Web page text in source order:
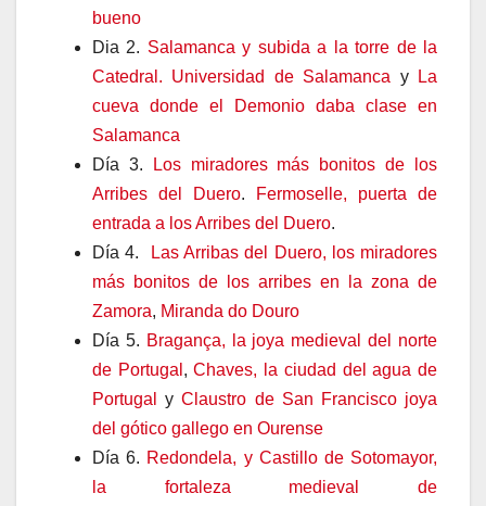
bueno
Dia 2. Salamanca y subida a la torre de la
Catedral. Universidad de Salamanca y
La
cueva donde el Demonio daba clase en
Salamanca
Día 3.
Los miradores más bonitos de los
Arribes del Duero.
Fermoselle, puerta de
entrada a los Arribes del Duero.
Día 4.
Las Arribas del Duero, los miradores
más bonitos de los arribes en la zona de
Zamora, Miranda do Douro
Día 5. Bragança, la joya medieval del norte
de Portugal ,Chaves, la ciudad del agua de
Portugal
yClaustro de San Francisco joya
del gótico gallego en Ourense
Día 6. Redondela, y Castillo de Sotomayor,
la fortaleza medieval de